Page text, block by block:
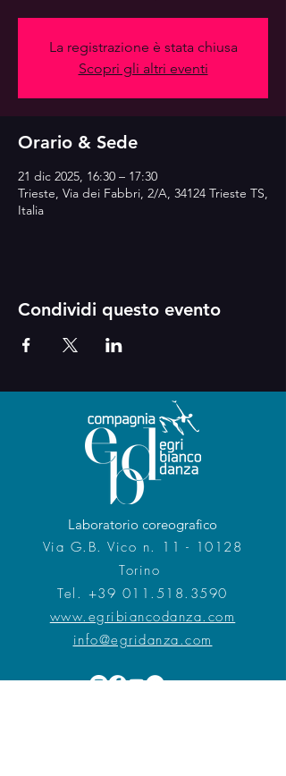
La registrazione è stata chiusa
Scopri gli altri eventi
Orario & Sede
21 dic 2025, 16:30 – 17:30
Trieste, Via dei Fabbri, 2/A, 34124 Trieste TS,
Italia
Condividi questo evento
Laboratorio coreografico
Via G.B. Vico n. 11 - 10128
Torino
Tel. +39 011.518.3590
www.egribiancodanza.com
info@egridanza.com